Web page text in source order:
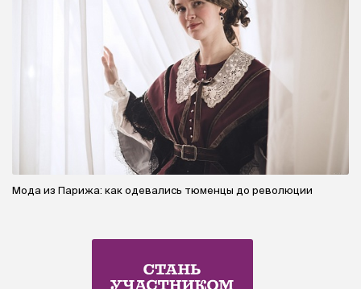
Мода из Парижа: как одевались тюменцы до революции